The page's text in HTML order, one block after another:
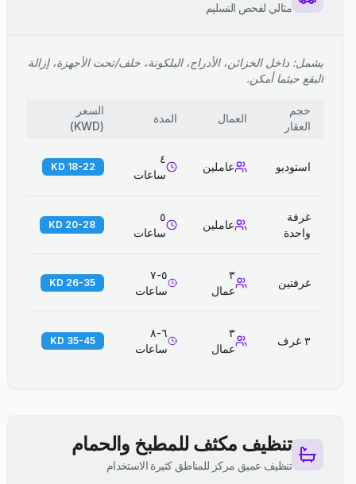
مثالي لفحص التسليم
يشمل: داخل الخزائن، الأدراج، البلكونة، خلف/تحت الأجهزة، إزالة
البقع حيثما أمكن.
حجم
العقار
العمال المدة
السعر
(
KWD
)
استوديو عاملين
٤
ساعات
18-22 KD
غرفة
واحدة
عاملين
٥
ساعات
20-28 KD
غرفتين
٣
عمال
٥-٧
ساعات
26-35 KD
٣ غرف
٣
عمال
٦-٨
ساعات
35-45 KD
تنظيف مكثف للمطبخ والحمام
تنظيف عميق مركز للمناطق كثيرة الاستخدام